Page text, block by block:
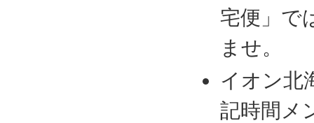
宅便」で
ませ。
イオン北
記時間メ